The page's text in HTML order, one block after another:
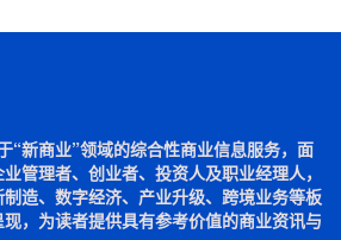
“新商业”领域的综合性商业信息服务，面
管理者、创业者、投资人及职业经理人，
造、数字经济、产业升级、跨境业务等板
，为读者提供具有参考价值的商业资讯与